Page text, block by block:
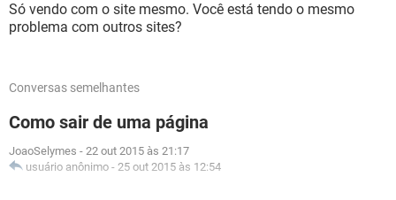
Só vendo com o site mesmo. Você está tendo o mesmo
problema com outros sites?
Conversas semelhantes
Como sair de uma página
JoaoSelymes - 22 out 2015 às 21:17
usuário anônimo - 25 out 2015 às 12:54